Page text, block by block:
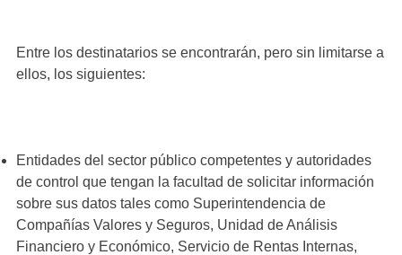
Entre los destinatarios se encontrarán, pero sin limitarse a
ellos, los siguientes:
Entidades del sector público competentes y autoridades
de control que tengan la facultad de solicitar información
sobre sus datos tales como Superintendencia de
Compañías Valores y Seguros, Unidad de Análisis
Financiero y Económico, Servicio de Rentas Internas,